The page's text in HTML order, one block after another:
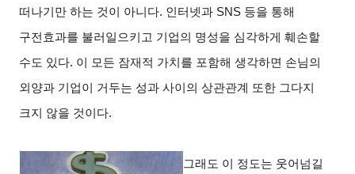
떠나기만 하는 것이 아니다. 인터넷과 SNS 등을 통해
구전효과를 불러일으키고 기업의 명성을 심각하게 훼손할
수도 있다. 이 모든 잠재적 가치를 포함해 생각하면 손님의
외양과 기업이 거두는 성과 사이의 상관관계 또한 그다지
크지 않을 것이다.
그래도 이 정도는 웃어넘길